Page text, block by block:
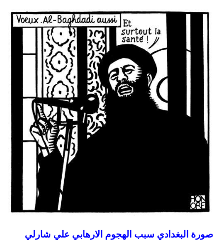
صورة البغدادي سبب الهجوم الارهابي علي شارلي